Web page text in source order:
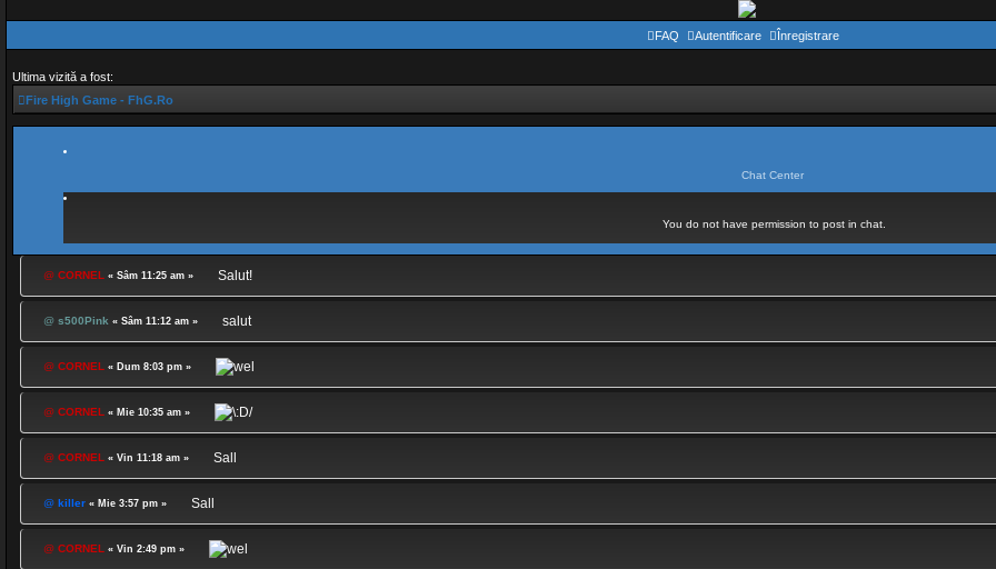
FAQ Autentificare Înregistrare
Ultima vizită a fost:
Fire High Game - FhG.Ro
Chat Center
You do not have permission to post in chat.
@ CORNEL « Sâm 11:25 am » Salut!
@ s500Pink « Sâm 11:12 am » salut
@ CORNEL « Dum 8:03 pm »
@ CORNEL « Mie 10:35 am »
@ CORNEL « Vin 11:18 am » Sall
@ killer « Mie 3:57 pm » Sall
@ CORNEL « Vin 2:49 pm »